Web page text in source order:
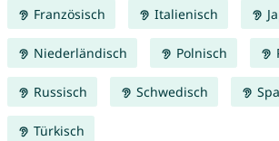
Französisch Italienisch
Niederländisch Polnisch
Russisch Schwedisch
Türkisch